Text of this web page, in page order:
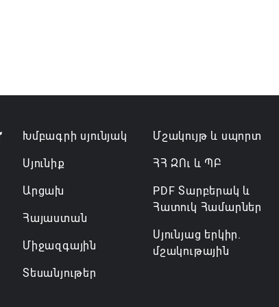
Խմբագրի սյունյակ
Սյունիք
Արցախ
Հայաստան
Միջազգային
Տեսանյութեր
Մշակույթ և սպորտ
ՀՀ ԶՈւ և ՊԲ
PDF Տարբերակ և
Հատուկ Համարներ
Սյունյաց երկիր.
մշակութային